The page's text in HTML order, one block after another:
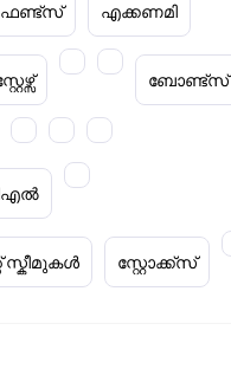
ഫണ്ട്സ് എക്കണമി
ബോണ്ട്സ്
സ്റ്റോക്ക്‌സ്